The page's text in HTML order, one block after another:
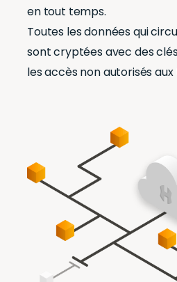
en tout temps.
Toutes les données qui
sont cryptées avec des
les accès non autorisés